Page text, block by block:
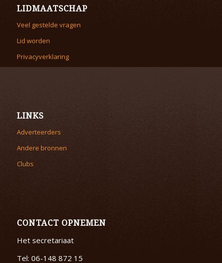
LIDMAATSCHAP
Veel gestelde vragen
Lid worden
Privacyverklaring
LINKS
Adverteerders
Andere bronnen
Clubs
CONTACT OPNEMEN
Het secretariaat
Tel: 06-148 872 15